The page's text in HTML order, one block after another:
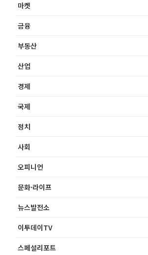
마켓
금융
부동산
산업
경제
국제
정치
사회
오피니언
문화·라이프
뉴스발전소
이투데이TV
스페셜리포트